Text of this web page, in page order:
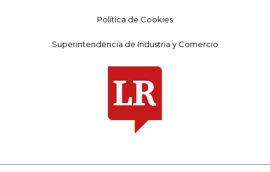
Política de Cookies
Superintendencia de Industria y Comercio